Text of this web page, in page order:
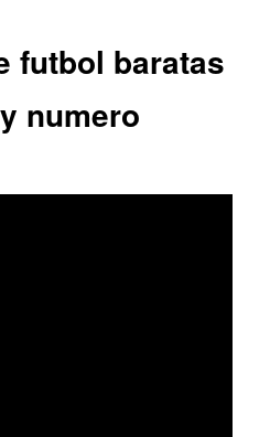
futbol baratas
numero